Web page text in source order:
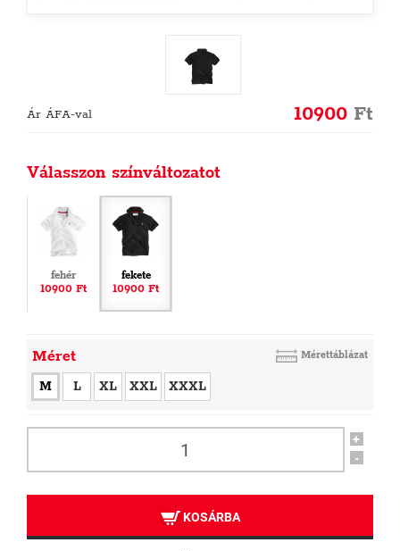
Ár ÁFA-val 10900 Ft
Válasszon színváltozatot
fehér
10900 Ft
fekete
10900 Ft
Méret Mérettáblázat
M L XL XXL XXXL
+
-
KOSÁRBA